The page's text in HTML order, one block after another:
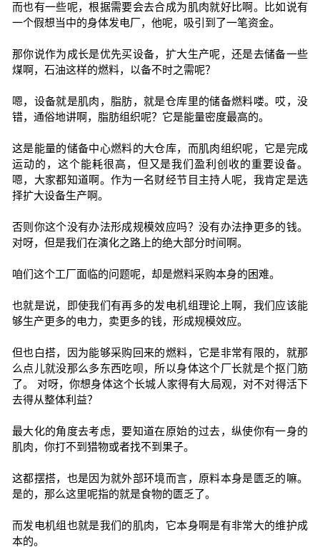
而也有一些呢，根据需要会去合成为肌肉就好比啊。比如说有
一个假想当中的身体发电厂，他呢，吸引到了一笔资金。
那你说作为成长是优先买设备，扩大生产呢，还是去储备一些
煤啊，石油这样的燃料，以备不时之需呢？
嗯，设备就是肌肉，脂肪，就是仓库里的储备燃料喽。哎，没
错，通俗地讲啊，脂肪组织呢？它是能量密度最高的。
这是能量的储备中心燃料的大仓库，而肌肉组织呢，它是完成
运动的，这个能耗很高，但又是我们盈利创收的重要设备。
嗯，大家都知道啊。作为一名财经节目主持人呢，我肯定是选
择扩大设备生产啊。
否则你这个没有办法形成规模效应吗？没有办法挣更多的钱。
对呀，但是我们在演化之路上的绝大部分时间啊。
咱们这个工厂面临的问题呢，却是燃料采购本身的困难。
也就是说，即使我们有再多的发电机组理论上啊，我们应该能
够生产更多的电力，卖更多的钱，形成规模效应。
但也白搭，因为能够采购回来的燃料，它是非常有限的，就那
么点儿就没那么多东西吃呗，所以身体这个厂长就是个抠门筋
了。 对呀，你想身体这个长城人家得有大局观，对不对得活下
去得从整体利益？
最大化的角度去考虑，要知道在原始的过去，纵使你有一身的
肌肉，你打不到猎物或者找不到果子。
这都摆搭，也是因为就外部环境而言，原料本身是匮乏的嘛。
是的，那么这里呢指的就是食物的匮乏了。
而发电机组也就是我们的肌肉，它本身啊是有非常大的维护成
本的。